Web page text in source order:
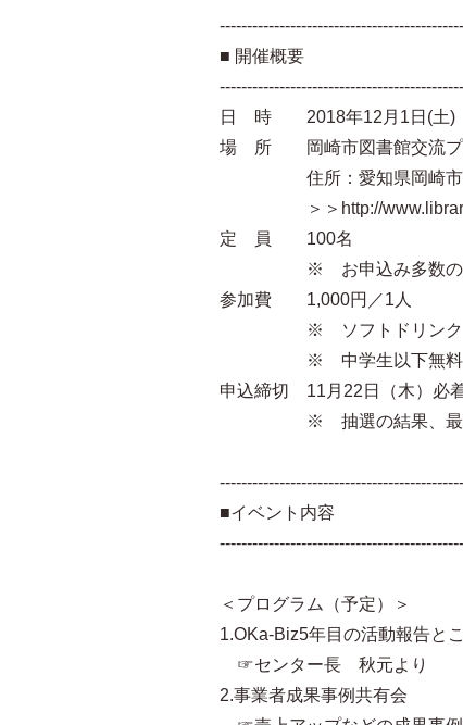
■ 開催概要
日 時 2018年12月1日(土)
場 所 岡崎市図書館交流プ
住所：愛知県岡崎市康生
＞＞http://
定 員 100名
※ お申込み多数の場合
参加費 1,000円／1人
※ ソフトドリンク・
※ 中学生以下無料
申込締切 11月22日（木）必
※ 抽選の結果、最終案内
■イベント内容
＜プログラム（予定）＞
1.OKa-Biz5年目の活動報告と
☞センター長 秋元より
2.事業者成果事例共有会